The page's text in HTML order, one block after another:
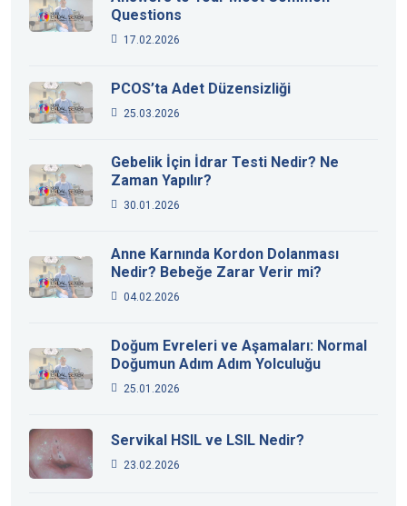
Questions
17.02.2026
PCOS’ta Adet Düzensizliği
25.03.2026
Gebelik İçin İdrar Testi Nedir? Ne
Zaman Yapılır?
30.01.2026
Anne Karnında Kordon Dolanması
Nedir? Bebeğe Zarar Verir mi?
04.02.2026
Doğum Evreleri ve Aşamaları: Normal
Doğumun Adım Adım Yolculuğu
25.01.2026
Servikal HSIL ve LSIL Nedir?
23.02.2026